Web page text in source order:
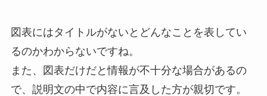
図表にはタイトルがないとどんなことを表してい
るのかわからないですね。
また、図表だけだと情報が不十分な場合があるの
で、説明文の中で内容に言及した方が親切です。